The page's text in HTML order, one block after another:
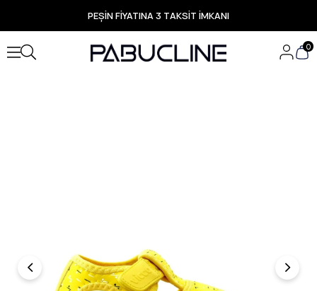
PEŞİN FİYATINA 3 TAKSİT İMKANI
TÜM ÜRÜNLERDE ÜCRETSİZ KARGO
Yeni Sezon Ürünlerde Özel Fırsatlar
Seçili Ürünlerde Hızlı Teslimat
0